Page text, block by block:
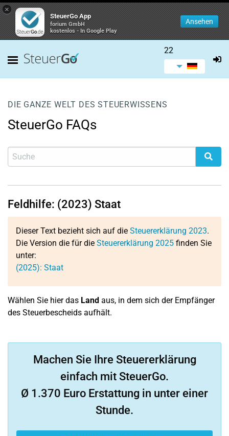
×
SteuerGo App
forium GmbH
kostenlos - In Google Play
Ansehen
22
DIE GANZE WELT DES STEUERWISSENS
SteuerGo FAQs
Feldhilfe: (2023) Staat
Dieser Text bezieht sich auf die Steuererklärung 2023.
Die Version die für die Steuererklärung 2025 finden Sie
unter:
(2025): Staat
Wählen Sie hier das Land aus, in dem sich der Empfänger
des Steuerbescheids aufhält.
Machen Sie Ihre Steuererklärung
einfach mit SteuerGo.
Ø 1.370 Euro Erstattung in unter einer
Stunde.